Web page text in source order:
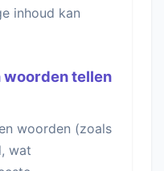
inhoud kan
tellen
woorden (zoals
wat